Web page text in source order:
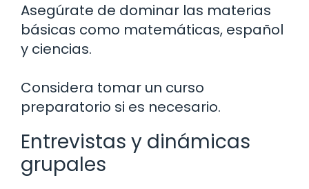
Asegúrate de dominar las materias
básicas como matemáticas, español
y ciencias.
Considera tomar un curso
preparatorio si es necesario.
Entrevistas y dinámicas
grupales